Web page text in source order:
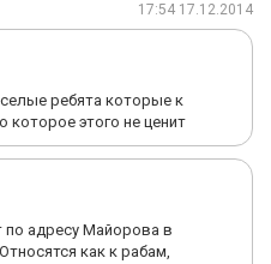
17:54 17.12.2014
ребята которые к
этого не ценит
по адресу Майорова в
как к рабам,